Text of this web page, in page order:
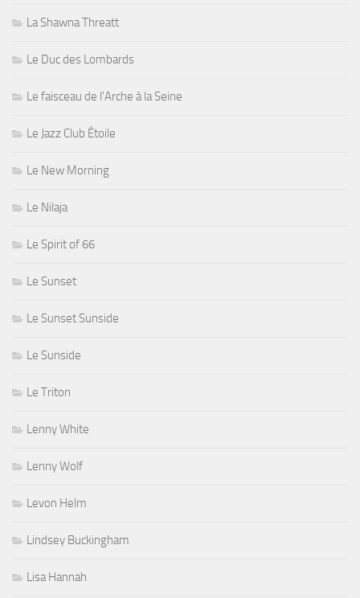
La Shawna Threatt
Le Duc des Lombards
Le faisceau de l'Arche à la Seine
Le Jazz Club Étoile
Le New Morning
Le Nilaja
Le Spirit of 66
Le Sunset
Le Sunset Sunside
Le Sunside
Le Triton
Lenny White
Lenny Wolf
Levon Helm
Lindsey Buckingham
Lisa Hannah